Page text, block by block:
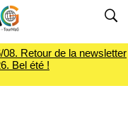
Retour de la newsletter
Bel été !